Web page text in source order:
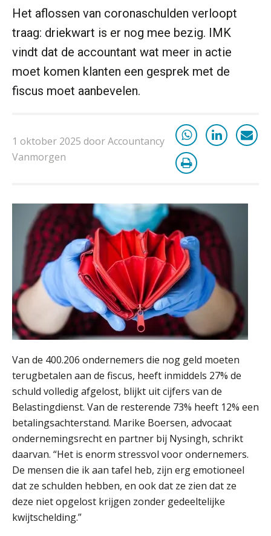
Het aflossen van coronaschulden verloopt
traag: driekwart is er nog mee bezig. IMK
vindt dat de accountant wat meer in actie
moet komen klanten een gesprek met de
fiscus moet aanbevelen.
1 oktober 2025 door Accountancy
Vanmorgen
Van de 400.206 ondernemers die nog geld moeten
terugbetalen aan de fiscus, heeft inmiddels 27% de
schuld volledig afgelost, blijkt uit cijfers van de
Belastingdienst. Van de resterende 73% heeft 12% een
betalingsachterstand. Marike Boersen, advocaat
ondernemingsrecht en partner bij Nysingh, schrikt
daarvan. “Het is enorm stressvol voor ondernemers.
De mensen die ik aan tafel heb, zijn erg emotioneel
dat ze schulden hebben, en ook dat ze zien dat ze
deze niet opgelost krijgen zonder gedeeltelijke
kwijtschelding.”